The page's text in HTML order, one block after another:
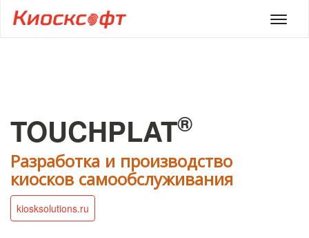
Меню
TOUCHPLAT®
Разработка и производство
киосков самообслуживания
kiosksolutions.ru